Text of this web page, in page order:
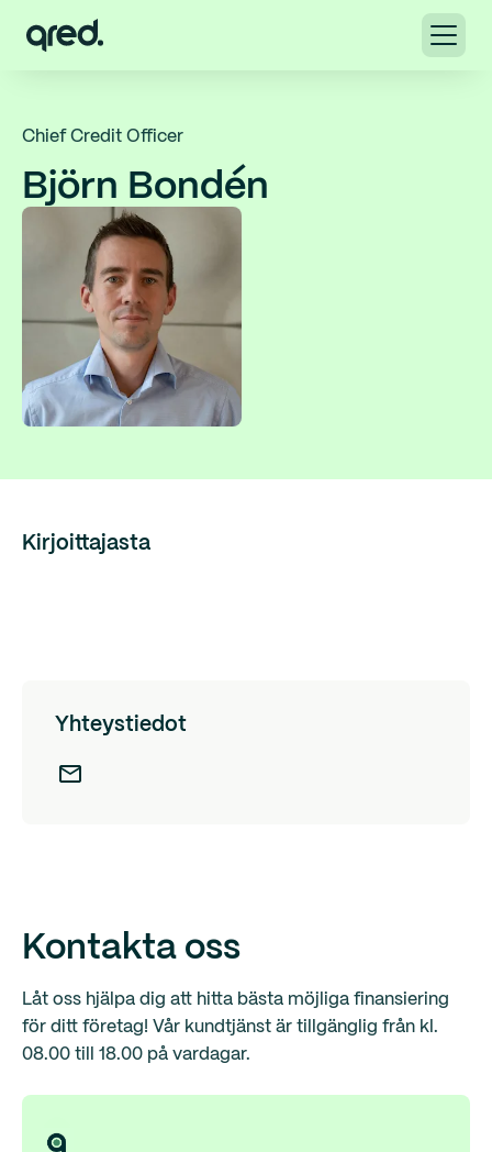
Chief Credit Officer
Björn Bondén
Kirjoittajasta
Yhteystiedot
Kontakta oss
Låt oss hjälpa dig att hitta bästa möjliga finansiering
för ditt företag! Vår kundtjänst är tillgänglig från kl.
08.00 till 18.00 på vardagar.